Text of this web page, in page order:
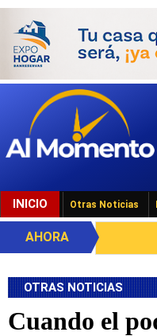
INICIO Otras Noticias
AHORA
OTRAS NOTICIAS
Cuando el